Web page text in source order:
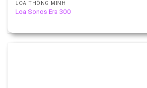
LOA THÔNG MINH
Loa Sonos Era 300